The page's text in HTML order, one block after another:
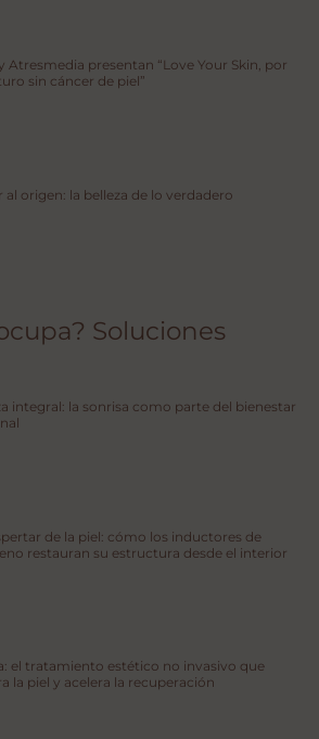
Atresmedia presentan “Love Your Skin, por
sin cáncer de piel”
al origen: la belleza de lo verdadero
Soluciones
integral: la sonrisa como parte del bienestar
de la piel: cómo los inductores de
restauran su estructura desde el interior
el tratamiento estético no invasivo que
la piel y acelera la recuperación